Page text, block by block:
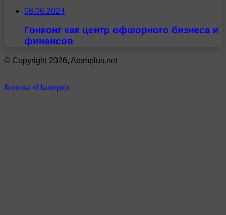
08.06.2024
Гонконг как центр офшорного бизнеса и
финансов
© Copyright 2026, Atomplus.net
Кнопка «Наверх»